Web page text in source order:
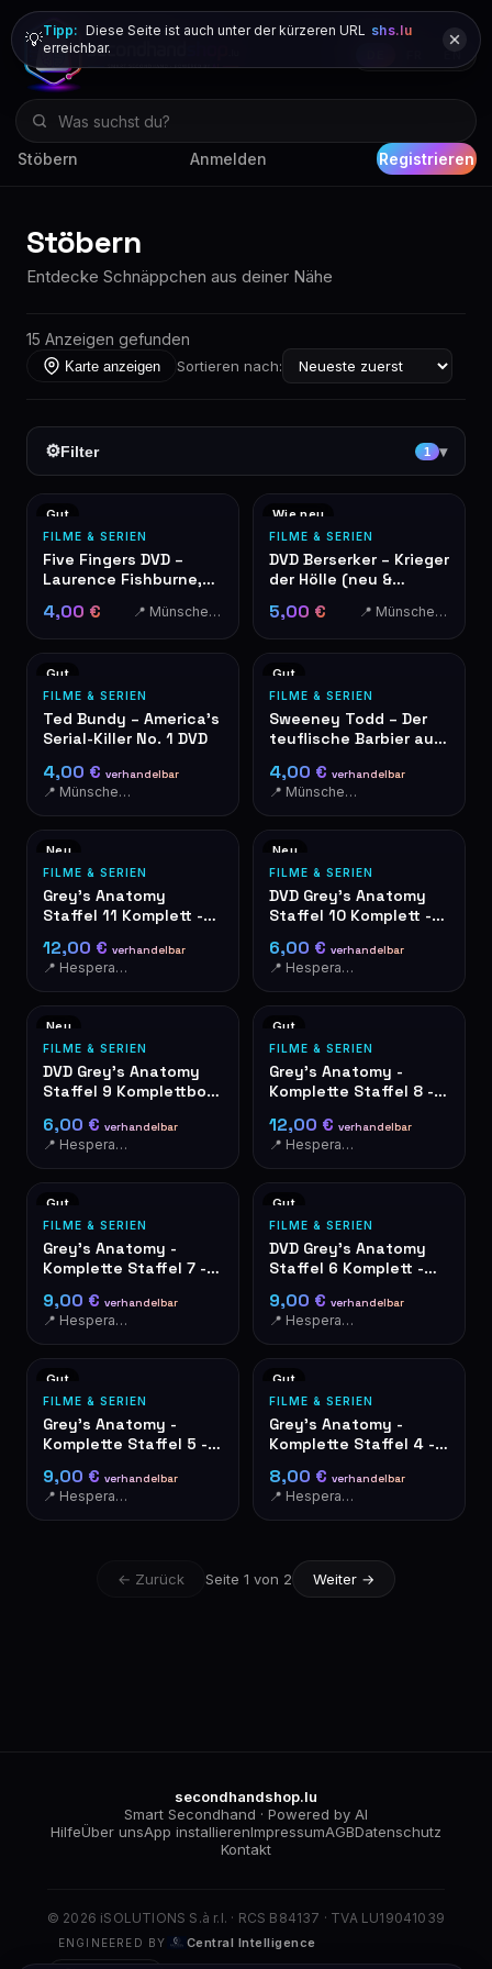
Stöbern Anmelden Registrieren
💡Tipp: Diese Seite ist auch unter der kürzeren URL shs.lu
erreichbar.
Stöbern
Entdecke Schnäppchen aus deiner Nähe
15 Anzeigen gefunden
Karte anzeigen Sortieren nach:
⚙Filter 1 ▾
Gut
FILME & SERIEN
Five Fingers DVD –
Laurence Fishburne,
4,00 € 📍 Münschecker
Wie neu
FILME & SERIEN
DVD Berserker – Krieger
der Hölle (neu &
5,00 € 📍 Münschecker
Gut
FILME & SERIEN
Ted Bundy – America's
Serial-Killer No. 1 DVD
4,00 € verhandelbar
📍 Münschecker
Gut
FILME & SERIEN
Sweeney Todd – Der
teuflische Barbier aus
4,00 € verhandelbar
📍 Münschecker
Neu
FILME & SERIEN
Grey's Anatomy
Staffel 11 Komplett -
12,00 € verhandelbar
📍 Hesperange
Neu
FILME & SERIEN
DVD Grey's Anatomy
Staffel 10 Komplett -
6,00 € verhandelbar
📍 Hesperange
Neu
FILME & SERIEN
DVD Grey's Anatomy
Staffel 9 Komplettbox
6,00 € verhandelbar
📍 Hesperange
Gut
FILME & SERIEN
Grey's Anatomy -
Komplette Staffel 8 -
12,00 € verhandelbar
📍 Hesperange
Gut
FILME & SERIEN
Grey's Anatomy -
Komplette Staffel 7 -
9,00 € verhandelbar
📍 Hesperange
Gut
FILME & SERIEN
DVD Grey's Anatomy
Staffel 6 Komplett -
9,00 € verhandelbar
📍 Hesperange
Gut
FILME & SERIEN
Grey's Anatomy -
Komplette Staffel 5 -
9,00 € verhandelbar
📍 Hesperange
Gut
FILME & SERIEN
Grey's Anatomy -
Komplette Staffel 4 -
8,00 € verhandelbar
📍 Hesperange
← Zurück Seite 1 von 2 Weiter →
secondhandshop.lu
Smart Secondhand · Powered by AI
HilfeÜber unsApp installierenImpressumAGBDatenschutz
Kontakt
© 2026 iSOLUTIONS S.à r.l. · RCS B84137 · TVA LU19041039
ENGINEERED BY Central Intelligence